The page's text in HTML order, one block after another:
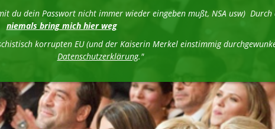
du dein Passwort nicht immer wieder eingeben mußt, NSA usw) Durch
niemals bring mich hier weg
korrupten EU (und der Kaiserin Merkel einstimmig
Datenschutzerklärung."